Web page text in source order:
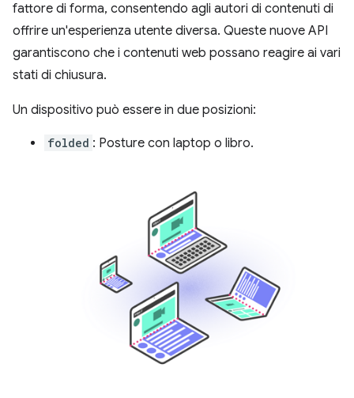
fattore di forma, consentendo agli autori di contenuti di
offrire un'esperienza utente diversa. Queste nuove API
garantiscono che i contenuti web possano reagire ai vari
stati di chiusura.
Un dispositivo può essere in due posizioni:
folded : Posture con laptop o libro.